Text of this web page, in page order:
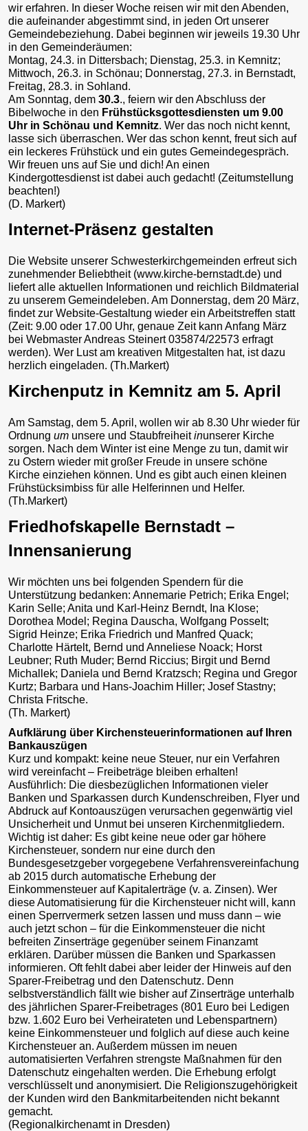
wir erfahren. In dieser Woche reisen wir mit den Abenden,
die aufeinander abgestimmt sind, in jeden Ort unserer
Gemeindebeziehung. Dabei beginnen wir jeweils 19.30 Uhr
in den Gemeinderäumen:
Montag, 24.3. in Dittersbach; Dienstag, 25.3. in Kemnitz;
Mittwoch, 26.3. in Schönau; Donnerstag, 27.3. in Bernstadt,
Freitag, 28.3. in Sohland.
Am Sonntag, dem 30.3., feiern wir den Abschluss der
Bibelwoche in den Frühstücksgottesdiensten um 9.00
Uhr in Schönau und Kemnitz. Wer das noch nicht kennt,
lasse sich überraschen. Wer das schon kennt, freut sich auf
ein leckeres Frühstück und ein gutes Gemeindegespräch.
Wir freuen uns auf Sie und dich! An einen
Kindergottesdienst ist dabei auch gedacht! (Zeitumstellung
beachten!)
(D. Markert)
Internet-Präsenz gestalten
Die Website unserer Schwesterkirchgemeinden erfreut sich
zunehmender Beliebtheit (www.kirche-bernstadt.de) und
liefert alle aktuellen Informationen und reichlich Bildmaterial
zu unserem Gemeindeleben. Am Donnerstag, dem 20 März,
findet zur Website-Gestaltung wieder ein Arbeitstreffen statt
(Zeit: 9.00 oder 17.00 Uhr, genaue Zeit kann Anfang März
bei Webmaster Andreas Steinert 035874/22573 erfragt
werden). Wer Lust am kreativen Mitgestalten hat, ist dazu
herzlich eingeladen. (Th.Markert)
Kirchenputz in Kemnitz am 5. April
Am Samstag, dem 5. April, wollen wir ab 8.30 Uhr wieder für
Ordnung um unsere und Staubfreiheitinunserer Kirche
sorgen. Nach dem Winter ist eine Menge zu tun, damit wir
zu Ostern wieder mit großer Freude in unsere schöne
Kirche einziehen können. Und es gibt auch einen kleinen
Frühstücksimbiss für alle Helferinnen und Helfer.
(Th.Markert)
Friedhofskapelle Bernstadt –
Innensanierung
Wir möchten uns bei folgenden Spendern für die
Unterstützung bedanken: Annemarie Petrich; Erika Engel;
Karin Selle; Anita und Karl-Heinz Berndt, Ina Klose;
Dorothea Model; Regina Dauscha, Wolfgang Posselt;
Sigrid Heinze; Erika Friedrich und Manfred Quack;
Charlotte Härtelt, Bernd und Anneliese Noack; Horst
Leubner; Ruth Muder; Bernd Riccius; Birgit und Bernd
Michallek; Daniela und Bernd Kratzsch; Regina und Gregor
Kurtz; Barbara und Hans-Joachim Hiller; Josef Stastny;
Christa Fritsche.
(Th. Markert)
Aufklärung über Kirchensteuerinformationen auf Ihren
Bankauszügen
Kurz und kompakt: keine neue Steuer, nur ein Verfahren
wird vereinfacht – Freibeträge bleiben erhalten!
Ausführlich: Die diesbezüglichen Informationen vieler
Banken und Sparkassen durch Kundenschreiben, Flyer und
Abdruck auf Kontoauszügen verursachen gegenwärtig viel
Unsicherheit und Unmut bei unseren Kirchenmitgliedern.
Wichtig ist daher: Es gibt keine neue oder gar höhere
Kirchensteuer, sondern nur eine durch den
Bundesgesetzgeber vorgegebene Verfahrensvereinfachung
ab 2015 durch automatische Erhebung der
Einkommensteuer auf Kapitalerträge (v. a. Zinsen). Wer
diese Automatisierung für die Kirchensteuer nicht will, kann
einen Sperrvermerk setzen lassen und muss dann – wie
auch jetzt schon – für die Einkommensteuer die nicht
befreiten Zinserträge gegenüber seinem Finanzamt
erklären. Darüber müssen die Banken und Sparkassen
informieren. Oft fehlt dabei aber leider der Hinweis auf den
Sparer-Freibetrag und den Datenschutz. Denn
selbstverständlich fällt wie bisher auf Zinserträge unterhalb
des jährlichen Sparer-Freibetrages (801 Euro bei Ledigen
bzw. 1.602 Euro bei Verheirateten und Lebenspartnern)
keine Einkommensteuer und folglich auf diese auch keine
Kirchensteuer an. Außerdem müssen im neuen
automatisierten Verfahren strengste Maßnahmen für den
Datenschutz eingehalten werden. Die Erhebung erfolgt
verschlüsselt und anonymisiert. Die Religionszugehörigkeit
der Kunden wird den Bankmitarbeitenden nicht bekannt
gemacht.
(Regionalkirchenamt in Dresden)